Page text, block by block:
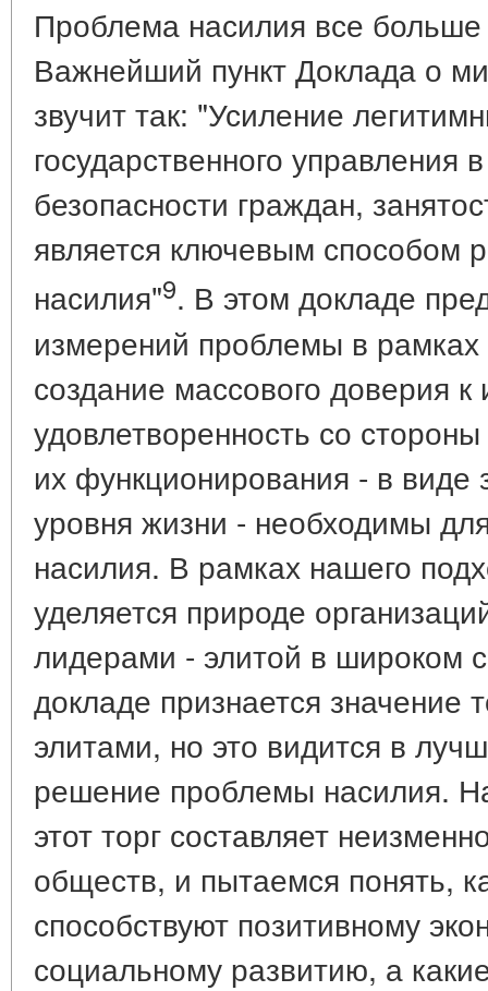
Проблема насилия все
Важнейший пункт Доклада о
звучит так: "Усиление
государственного управления
безопасности граждан,
является ключевым способом
насилия"9. В этом докладе
измерений проблемы в
создание массового доверия к
удовлетворенность со
их функционирования - в
уровня жизни - необходимы
насилия. В рамках нашего
уделяется природе
лидерами - элитой в широком
докладе признается значение
элитами, но это видится в
решение проблемы насилия.
этот торг составляет
обществ, и пытаемся понять,
способствуют позитивному
социальному развитию, а